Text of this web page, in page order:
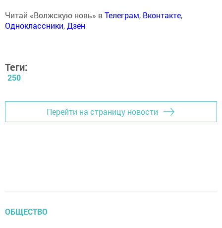
Читай «Волжскую новь» вТелеграм, Вконтакте,
Одноклассники,Дзен
Теги:
250
Перейти на страницу новости
ОБЩЕСТВО